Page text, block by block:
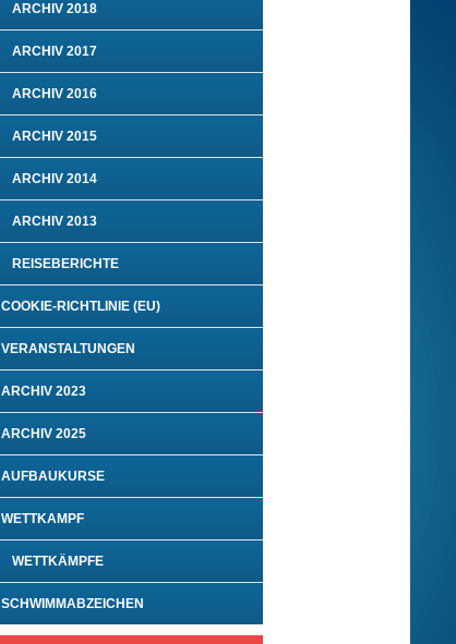
ARCHIV 2018
ARCHIV 2017
ARCHIV 2016
ARCHIV 2015
ARCHIV 2014
ARCHIV 2013
REISEBERICHTE
COOKIE-RICHTLINIE (EU)
VERANSTALTUNGEN
ARCHIV 2023
ARCHIV 2025
AUFBAUKURSE
WETTKAMPF
WETTKÄMPFE
SCHWIMMABZEICHEN